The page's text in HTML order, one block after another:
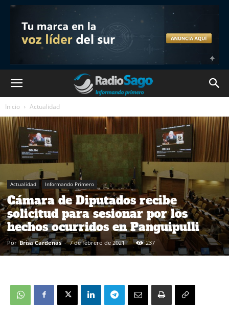
Inicio Actualidad
Actualidad Informando Primero
Cámara de Diputados recibe
solicitud para sesionar por los
hechos ocurridos en Panguipulli
Por Brisa Cardenas - 7 de febrero de 2021 237